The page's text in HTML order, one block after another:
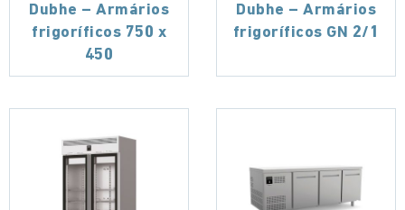
Dubhe – Armários
frigoríficos 750 x
450
Dubhe – Armários
frigoríficos GN 2/1